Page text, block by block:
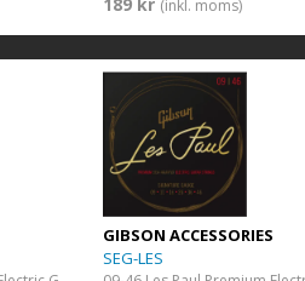
(inkl. moms)
GIBSON ACCESSORIES
SEG-LES